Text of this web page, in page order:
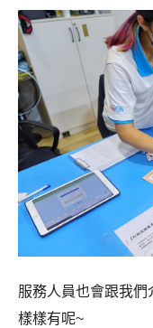
服務人員也會跟我
樣樣有呢~